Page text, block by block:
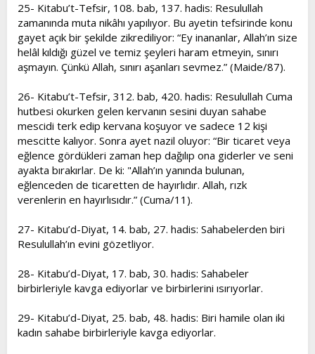
25- Kitabu’t-Tefsir, 108. bab, 137. hadis: Resulullah
zamanında muta nikâhı yapılıyor. Bu ayetin tefsirinde konu
gayet açık bir şekilde zikrediliyor: “Ey inananlar, Allah’ın size
helâl kıldığı güzel ve temiz şeyleri haram etmeyin, sınırı
aşmayın. Çünkü Allah, sınırı aşanları sevmez.” (Maide/87).
26- Kitabu’t-Tefsir, 312. bab, 420. hadis: Resulullah Cuma
hutbesi okurken gelen kervanın sesini duyan sahabe
mescidi terk edip kervana koşuyor ve sadece 12 kişi
mescitte kalıyor. Sonra ayet nazil oluyor: “Bir ticaret veya
eğlence gördükleri zaman hep dağılıp ona giderler ve seni
ayakta bırakırlar. De ki: "Allah’ın yanında bulunan,
eğlenceden de ticaretten de hayırlıdır. Allah, rızk
verenlerin en hayırlısıdır.” (Cuma/11).
27- Kitabu’d-Diyat, 14. bab, 27. hadis: Sahabelerden biri
Resulullah’ın evini gözetliyor.
28- Kitabu’d-Diyat, 17. bab, 30. hadis: Sahabeler
birbirleriyle kavga ediyorlar ve birbirlerini ısırıyorlar.
29- Kitabu’d-Diyat, 25. bab, 48. hadis: Biri hamile olan iki
kadın sahabe birbirleriyle kavga ediyorlar.